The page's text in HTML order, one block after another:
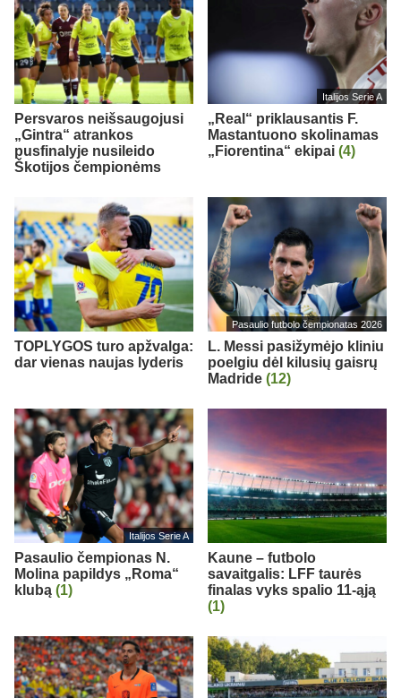
Persvaros neišsaugojusi
„Gintra“ atrankos
pusfinalyje nusileido
Škotijos čempionėms
Italijos Serie A
„Real“ priklausantis F.
Mastantuono skolinamas
„Fiorentina“ ekipai (4)
TOPLYGOS turo apžvalga:
dar vienas naujas lyderis
Pasaulio futbolo čempionatas 2026
L. Messi pasižymėjo kliniu
poelgiu dėl kilusių gaisrų
Madride (12)
Italijos Serie A
Pasaulio čempionas N.
Molina papildys „Roma“
klubą (1)
Kaune – futbolo
savaitgalis: LFF taurės
finalas vyks spalio 11-ąją
(1)